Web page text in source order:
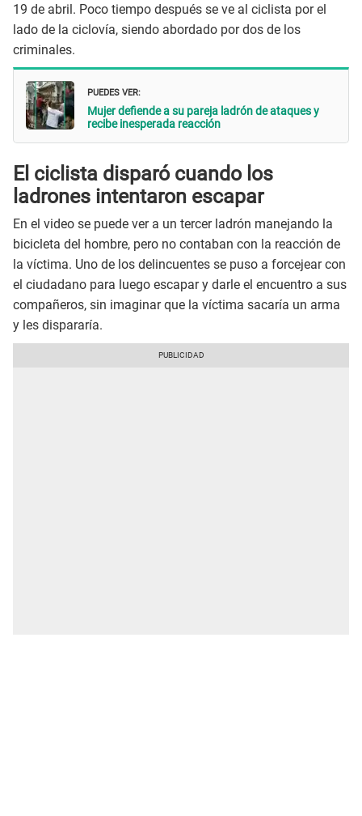
19 de abril. Poco tiempo después se ve al ciclista por el
lado de la ciclovía, siendo abordado por dos de los
criminales.
PUEDES VER:
Mujer defiende a su pareja ladrón de ataques y
recibe inesperada reacción
El ciclista disparó cuando los
ladrones intentaron escapar
En el video se puede ver a un tercer ladrón manejando la
bicicleta del hombre, pero no contaban con la reacción de
la víctima. Uno de los delincuentes se puso a forcejear con
el ciudadano para luego escapar y darle el encuentro a sus
compañeros, sin imaginar que la víctima sacaría un arma
y les dispararía.